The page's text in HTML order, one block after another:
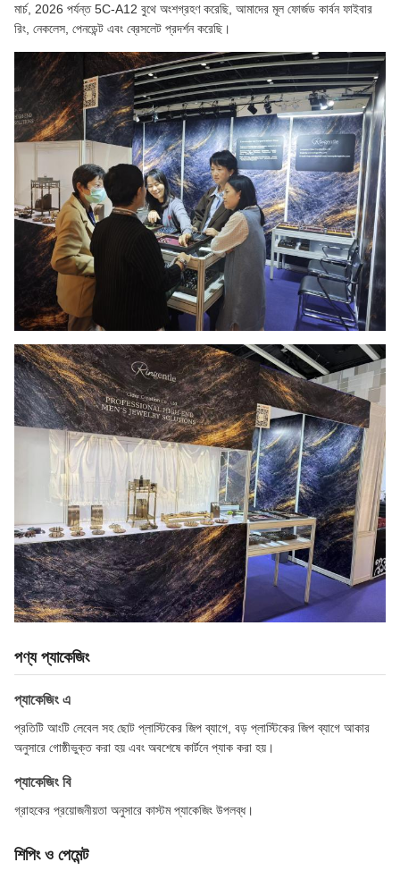
মার্চ, 2026 পর্যন্ত 5C-A12 বুথে অংশগ্রহণ করেছি, আমাদের মূল ফোর্জড কার্বন ফাইবার
রিং, নেকলেস, পেনডেন্ট এবং ব্রেসলেট প্রদর্শন করেছি।
পণ্য প্যাকেজিং
প্যাকেজিং এ
প্রতিটি আংটি লেবেল সহ ছোট প্লাস্টিকের জিপ ব্যাগে, বড় প্লাস্টিকের জিপ ব্যাগে আকার
অনুসারে গোষ্ঠীভুক্ত করা হয় এবং অবশেষে কার্টনে প্যাক করা হয়।
প্যাকেজিং বি
গ্রাহকের প্রয়োজনীয়তা অনুসারে কাস্টম প্যাকেজিং উপলব্ধ।
শিপিং ও পেমেন্ট